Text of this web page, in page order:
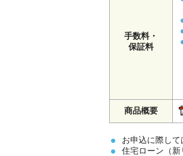
手数料・
保証料
商品概要
お申込に際し
住宅ローン（新